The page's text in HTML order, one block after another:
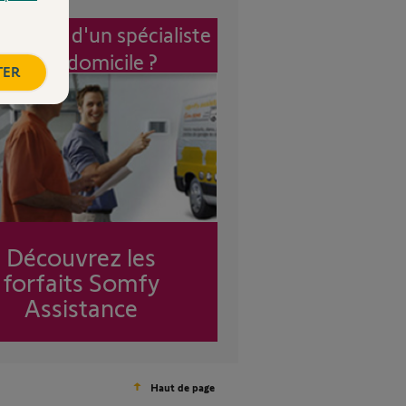
d'un spécialiste
à mon domicile ?
Découvrez les
forfaits Somfy
Assistance
Haut de page